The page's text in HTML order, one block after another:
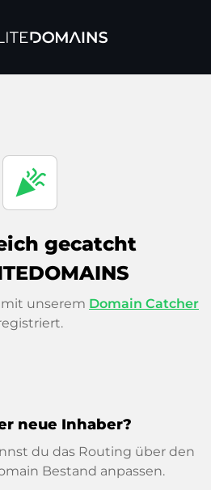
celebration
gecatcht
unserem Domain Catcher
neue Inhaber?
du das Routing über den
Bestand anpassen.